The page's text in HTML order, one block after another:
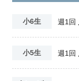
小6生 週1回
小5生 週1回